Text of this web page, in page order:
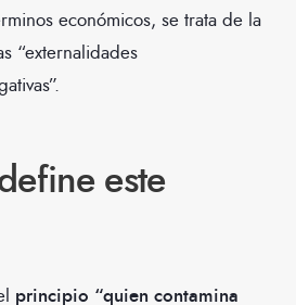
económicos, se trata de la
“externalidades
este
principio “quien contamina